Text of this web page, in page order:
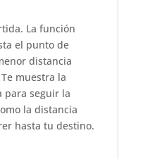
La función
el punto de
distancia
muestra la
para seguir la
la distancia
hasta tu destino.